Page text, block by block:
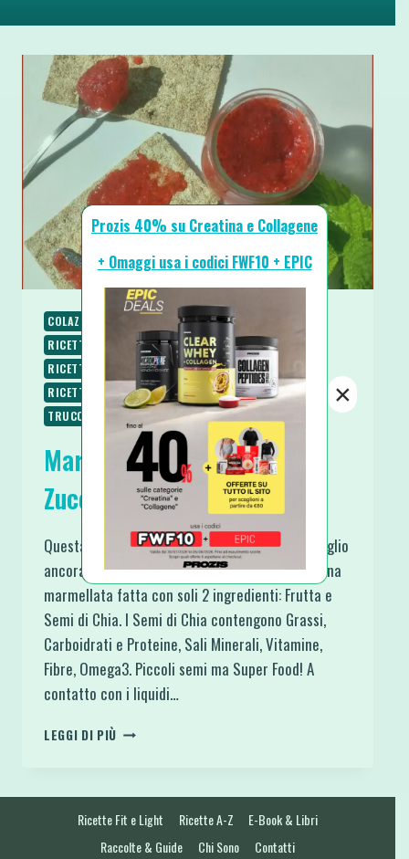
COLAZIONE RICETTE
RICETTE BASE
RICETTE DOLCI
RICETTE SENZA COTTURA
RICETTE SENZA GLUTINE
RICETTE VEGANE
RICETTE VEGETARIANE
SPUNTINI E SNACKS
TRUCCHI IN CUCINA
Marmellata di Frutta senza
Zucchero e senza Cottura
Questa è una ricetta adatta a tutti e che consiglio
ancora di più se si hanno bambini in famiglia. Una
marmellata fatta con soli 2 ingredienti: Frutta e
Semi di Chia. I Semi di Chia contengono Grassi,
Carboidrati e Proteine, Sali Minerali, Vitamine,
Fibre, Omega3. Piccoli semi ma Super Food! A
contatto con i liquidi…
LEGGI DI PIÙ MARMELLATA
E
SENZA
Ricette Fit e Light Ricette A-Z
E-Book & Libri
Raccolte & Guide
Chi Sono Contatti
Prozis 40% su Creatina e Collagene
+ Omaggi usa i codici FWF10 + EPIC
×